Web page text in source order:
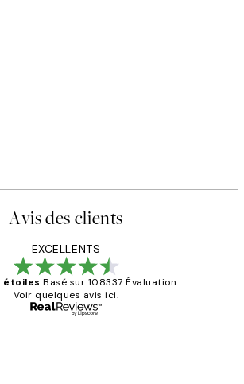
Avis des clients
EXCELLENTS
étoiles Basé sur 108337 Évaluation.
Voir quelques avis ici.